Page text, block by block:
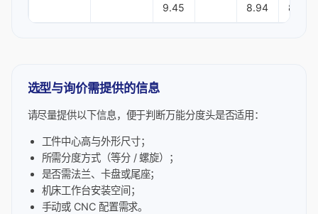
9.45
8.94
8.5
选型与询价需提供的信息
请尽量提供以下信息，便于判断万能分度头是否适用：
工件中心高与外形尺寸；
所需分度方式（等分 / 螺旋）；
是否需法兰、卡盘或尾座；
机床工作台安装空间；
手动或 CNC 配置需求。